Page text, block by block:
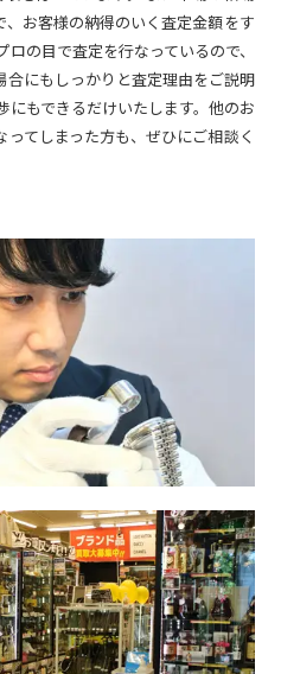
お客様の納得のいく査定金額をす
の目で査定を行なっているので、
にもしっかりと査定理由をご説明
にもできるだけいたします。他のお
てしまった方も、ぜひにご相談く